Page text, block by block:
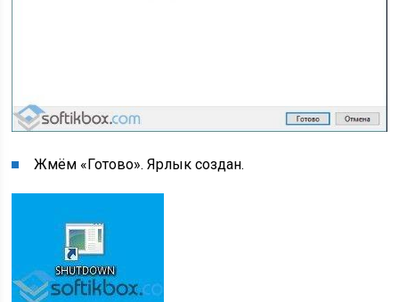
Жмём «Готово». Ярлык создан.